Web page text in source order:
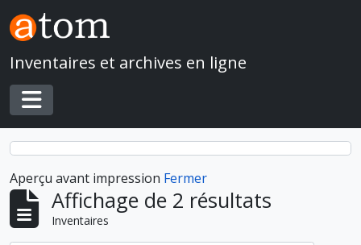
Skip to main content
Inventaires et archives en ligne
Toggle navigation
Aperçu avant impression Fermer
Affichage de 2 résultats
Inventaires